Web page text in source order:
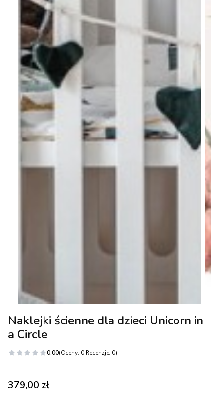
Naklejki ścienne dla dzieci Unicorn in
a Circle
0.00(Oceny: 0 Recenzje: 0)
Cena
379,00 zł